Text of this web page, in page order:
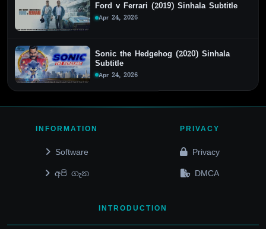
Ford v Ferrari (2019) Sinhala Subtitle
Apr 24, 2026
Sonic the Hedgehog (2020) Sinhala
Subtitle
Apr 24, 2026
INFORMATION
Software
අපි ගැන
PRIVACY
Privacy
DMCA
INTRODUCTION